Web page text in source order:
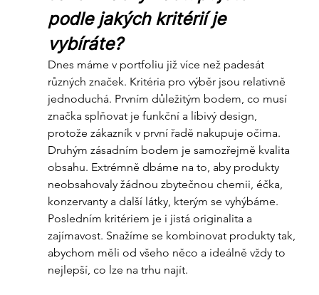
podle jakých kritérií je
vybíráte?
Dnes máme v portfoliu již více než padesát
různých značek. Kritéria pro výběr jsou relativně
jednoduchá. Prvním důležitým bodem, co musí
značka splňovat je funkční a líbivý design,
protože zákazník v první řadě nakupuje očima.
Druhým zásadním bodem je samozřejmě kvalita
obsahu. Extrémně dbáme na to, aby produkty
neobsahovaly žádnou zbytečnou chemii, éčka,
konzervanty a další látky, kterým se vyhýbáme.
Posledním kritériem je i jistá originalita a
zajímavost. Snažíme se kombinovat produkty tak,
abychom měli od všeho něco a ideálně vždy to
nejlepší, co lze na trhu najít.